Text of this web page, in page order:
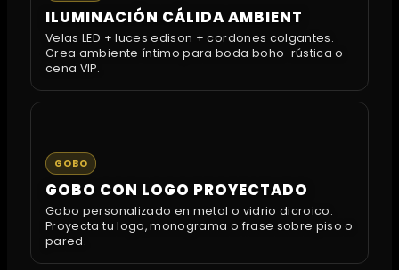
ILUMINACIÓN CÁLIDA AMBIENT
Velas LED + luces edison + cordones colgantes.
Crea ambiente íntimo para boda boho-rústica o
cena VIP.
GOBO
GOBO CON LOGO PROYECTADO
Gobo personalizado en metal o vidrio dicroico.
Proyecta tu logo, monograma o frase sobre piso o
pared.